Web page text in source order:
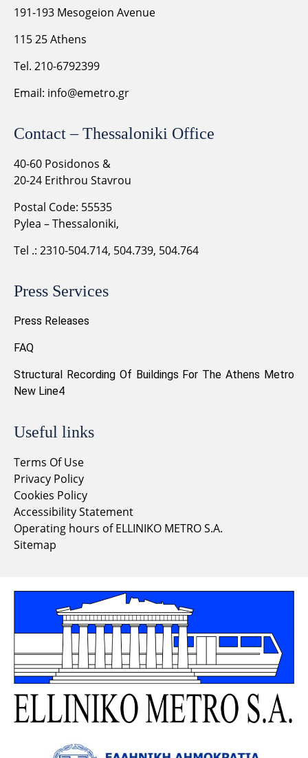
191-193 Mesogeion Avenue
115 25 Athens
Tel. 210-6792399
Email: info@emetro.gr
Contact – Thessaloniki Office
40-60 Posidonos &
20-24 Erithrou Stavrou
Postal Code: 55535
Pylea – Thessaloniki,
Tel .: 2310-504.714, 504.739, 504.764
Press Services
Press Releases
FAQ
Structural Recording Of Buildings For The Athens Metro
New Line4
Useful links
Terms Of Use
Privacy Policy
Cookies Policy
Accessibility Statement
Operating hours of ELLINIKO METRO S.A.
Sitemap